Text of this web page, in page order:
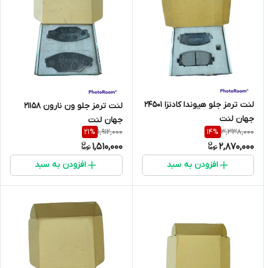
لنت ترمز جلو ھیوندا کادنزا 24501
جهان لنت
3,338,000
14%
2,870,000
افزودن به سبد
لنت ترمز جلو ون نارون 21158
جهان لنت
1,912,000
21%
1,510,000
افزودن به سبد